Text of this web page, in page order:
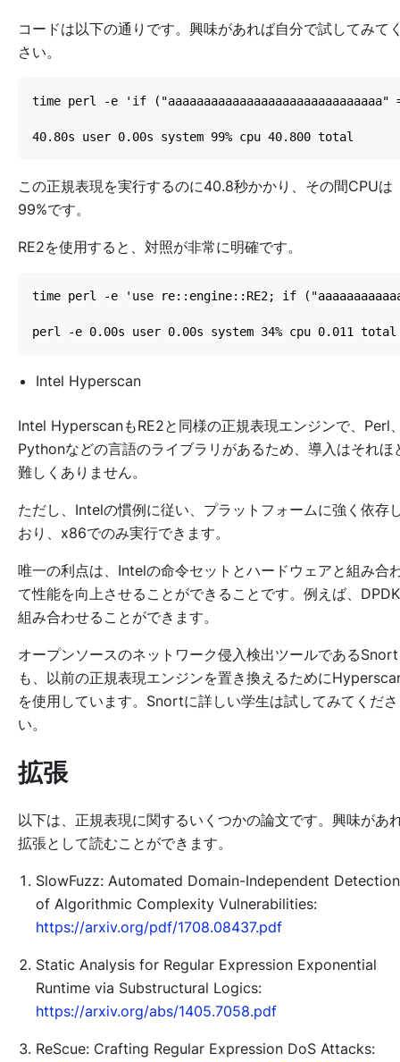
コードは以下の通りです。興味があれば自分で試してみて
さい。
この正規表現を実行するのに40.8秒かかり、その間CPUは
99%です。
RE2を使用すると、対照が非常に明確です。
Intel Hyperscan
Intel HyperscanもRE2と同様の正規表現エンジンで、Perl
Pythonなどの言語のライブラリがあるため、導入はそれほ
難しくありません。
ただし、Intelの慣例に従い、プラットフォームに強く依存
おり、x86でのみ実行できます。
唯一の利点は、Intelの命令セットとハードウェアと組み合
て性能を向上させることができることです。例えば、
組み合わせることができます。
オープンソースのネットワーク侵入検出ツールであるSnort
も、以前の正規表現エンジンを置き換えるために
を使用しています。Snortに詳しい学生は試してみてくださ
い。
拡張
以下は、正規表現に関するいくつかの論文です。興味があ
拡張として読むことができます。
SlowFuzz: Automated Domain-Independent Detection
of Algorithmic Complexity Vulnerabilities:
https://arxiv.org/pdf/1708.08437.pdf
Static Analysis for Regular Expression Exponential
Runtime via Substructural Logics:
https://arxiv.org/abs/1405.7058.pdf
ReScue: Crafting Regular Expression DoS Attacks: